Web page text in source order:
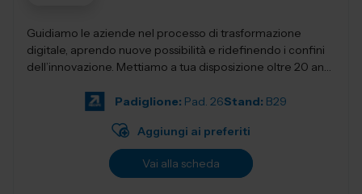
Guidiamo le aziende nel processo di trasformazione
digitale, aprendo nuove possibilità e ridefinendo i confini
dell’innovazione. Mettiamo a tua disposizione oltre 20 anni
Padiglione: Pad. 26Stand: B29
Aggiungi ai preferiti
Vai alla scheda